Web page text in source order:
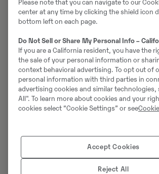
2020•3907h •Boschstraße 16,
59609 Anröchte, Germany
Please note that you can navigate to our
center at any time by clicking the shield icon
bottom left on each page.
Do Not Sell or Share My Personal Info –
If you are a California resident, you have the
the sale of your personal information or
context behavioral advertising. To opt out of
personal information with third parties in
advertising cookies and similar technologies,
All". To learn more about cookies and your
cookies select “Cookie Settings” or see
Accept Cookies
Reject All